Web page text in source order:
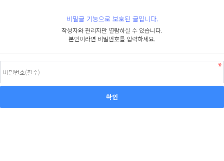
비밀글 기능으로 보호된 글입니다.
작성자와 관리자만 열람하실 수 있습니다.
본인이라면 비밀번호를 입력하세요.